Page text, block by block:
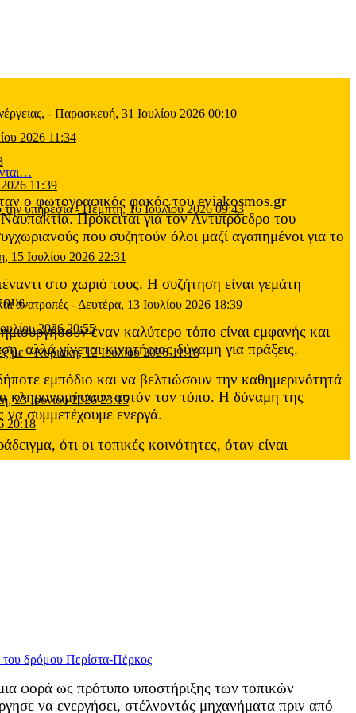
- Παρασκευή, 31 Ιουλίου 2026 00:10
2026 11:34
11:39
υπηρεσία-Πέμπτη, 16 Ιουλίου 2026 09:43
15 Ιουλίου 2026 22:31
ανατροπές -Δευτέρα, 13 Ιουλίου 2026 18:39
2026 20:55
με-Κυριακή, 12 Ιουλίου 2026 11:18
23 Ιουνίου 2026 23:15
20:18
ο φωτογραφικός φακός του eviakosmos.gr
Πρόκειται για τον Αντιπρόεδρο του
που συζητούν όλοι μαζί αγαπημένοι για το
στο χωριό τους. Η συζήτηση είναι γεμάτη
έναν καλύτερο τόπο είναι εμφανής και
αλλά γίνεται κινητήριος δύναμη για πράξεις.
εμπόδιο και να βελτιώσουν την καθημερινότητά
θα κληρονομήσουν αυτόν τον τόπο. Η δύναμη της
να συμμετέχουμε ενεργά.
ότι οι τοπικές κοινότητες, όταν είναι
φορά ως πρότυπο υποστήριξης των τοπικών
να ενεργήσει, στέλνοντάς μηχανήματα πριν από